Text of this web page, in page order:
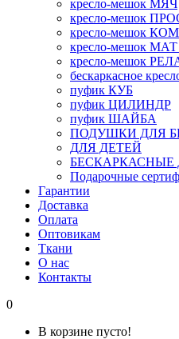
кресло-мешок МЯЧ
кресло-мешок
кресло-мешок
кресло-мешок
кресло-мешок
бескаркасное
пуфик КУБ
пуфик ЦИЛИНДР
пуфик ШАЙБА
ПОДУШКИ ДЛЯ
ДЛЯ ДЕТЕЙ
Подарочные
Гарантии
Доставка
Оплата
Оптовикам
Ткани
О нас
Контакты
0
В корзине пусто!